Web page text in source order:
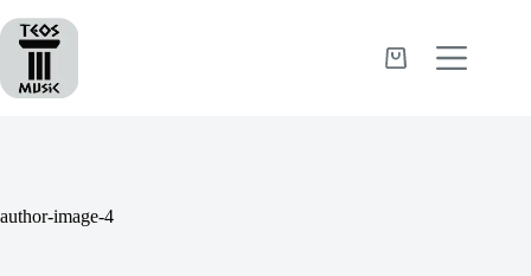
au
contenu
Panier
author-image-4